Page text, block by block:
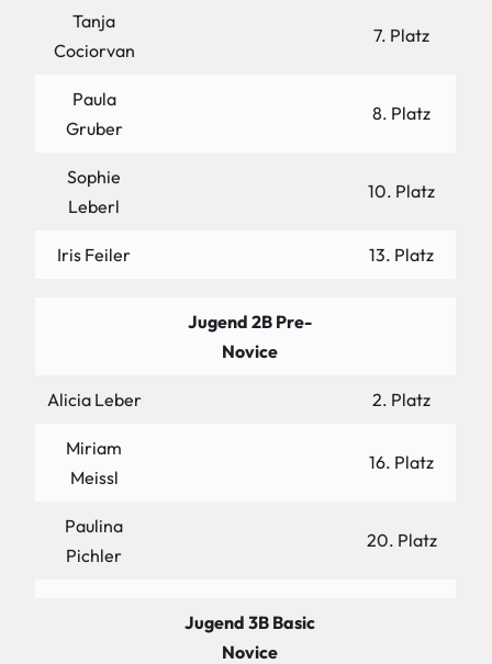
Tanja
Cociorvan
7. Platz
Paula
Gruber
8. Platz
Sophie
Leberl
10. Platz
Iris Feiler 13. Platz
Jugend 2B Pre-
Novice
Alicia Leber 2. Platz
Miriam
Meissl
16. Platz
Paulina
Pichler
20. Platz
Jugend 3B Basic
Novice